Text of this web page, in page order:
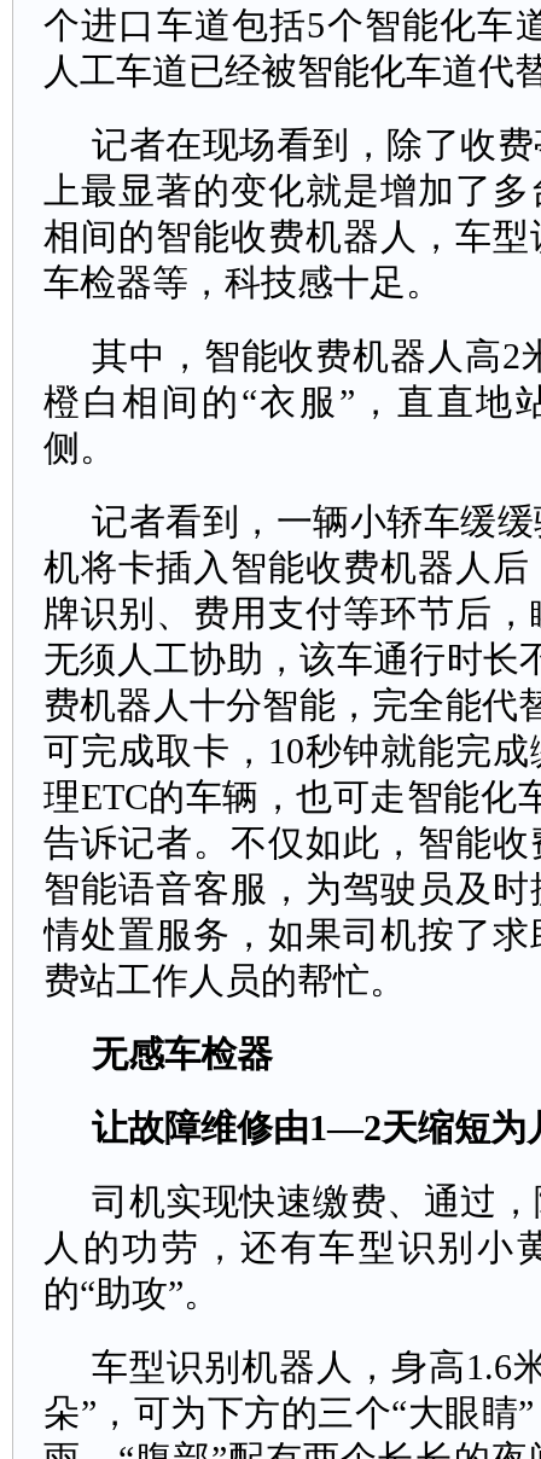
个进口车道包括5个智能化车
人工车道已经被智能化车道代
记者在现场看到，除了收
上最显著的变化就是增加了
相间的智能收费机器人，车
车检器等，科技感十足。
其中，智能收费机器人高2
橙白相间的“衣服”，直直地
侧。
记者看到，一辆小轿车缓
机将卡插入智能收费机器人
牌识别、费用支付等环节后
无须人工协助，该车通行时长
费机器人十分智能，完全能代
可完成取卡，10秒钟就能完
理ETC的车辆，也可走智能化
告诉记者。不仅如此，智能
智能语音客服，为驾驶员及
情处置服务，如果司机按了
费站工作人员的帮忙。
无感车检器
让故障维修由1—2天缩短为
司机实现快速缴费、通过
人的功劳，还有车型识别小
的“助攻”。
车型识别机器人，身高1.6
朵”，可为下方的三个“大眼睛